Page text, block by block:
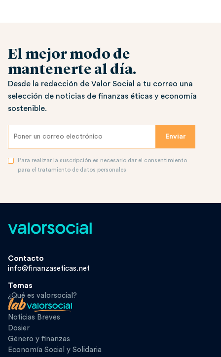
El mejor modo de
mantenerte al día.
Desde la redacción de Valor Social a tu correo una
selección de noticias de finanzas éticas y economía
sostenible.
Para realizar la suscripción es necesario dar el consentimiento
para el tratamiento de datos personales
Contacto
info@finanzaseticas.net
Temas
¿Qué es valorsocial?
Noticias Breves
Dosier
Género y finanzas
Economía Social y Solidaria